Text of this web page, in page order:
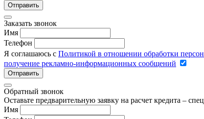
Отправить
Заказать звонок
Имя
Телефон
Я соглашаюсь с Политикой в отношении обработки
получение рекламно-информационных сообщений
Отправить
Обратный звонок
Оставьте предварительную заявку на расчет кредита –
Имя